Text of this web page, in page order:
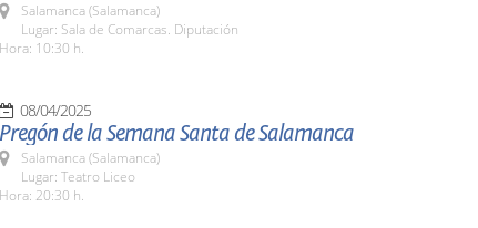
Salamanca (Salamanca)
Lugar: Sala de Comarcas. Diputación
Hora: 10:30 h.
08/04/2025
Pregón de la Semana Santa de Salamanca
Salamanca (Salamanca)
Lugar: Teatro Liceo
Hora: 20:30 h.